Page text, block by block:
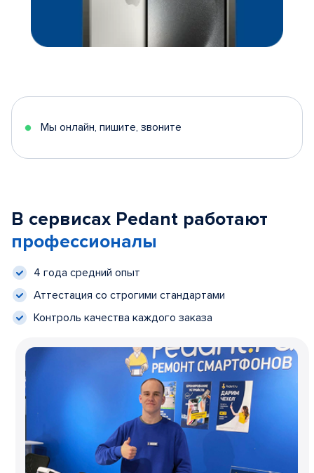
Мы онлайн, пишите, звоните
В сервисах Pedant работают
профессионалы
4 года средний опыт
Аттестация со строгими стандартами
Контроль качества каждого заказа